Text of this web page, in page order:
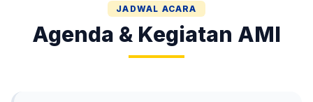
JADWAL ACARA
Agenda & Kegiatan AMI